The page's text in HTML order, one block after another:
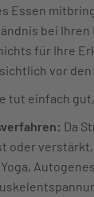
Essen
bei Ihren
für Ihre
vor den
tut einfach
Da
oder